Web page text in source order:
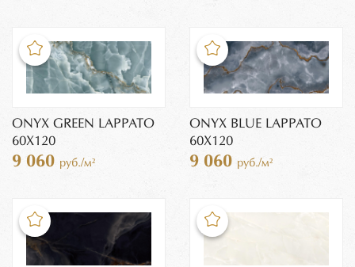
ONYX GREEN LAPPATO
60X120
9 060 руб./м²
ONYX BLUE LAPPATO
60X120
9 060 руб./м²